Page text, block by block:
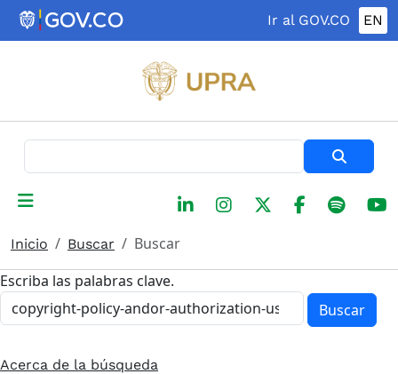
Pasar al contenido principal
Ir al GOV.CO EN
Inicio Buscar
Buscar
Escriba las palabras clave.
Buscar
Acerca de la búsqueda